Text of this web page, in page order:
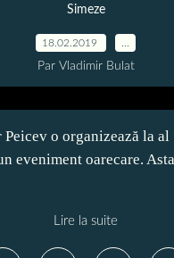
Simeze
18.02.2019
Par Vladimir Bulat
o organizează la
eveniment oarecare.
Lire la suite